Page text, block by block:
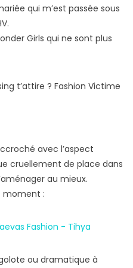
qui m’est passée sous
Girls qui ne sont plus
t’attire ? Fashion Victime
avec l’aspect
cruellement de place dans
au mieux.
moment :
ou dramatique à